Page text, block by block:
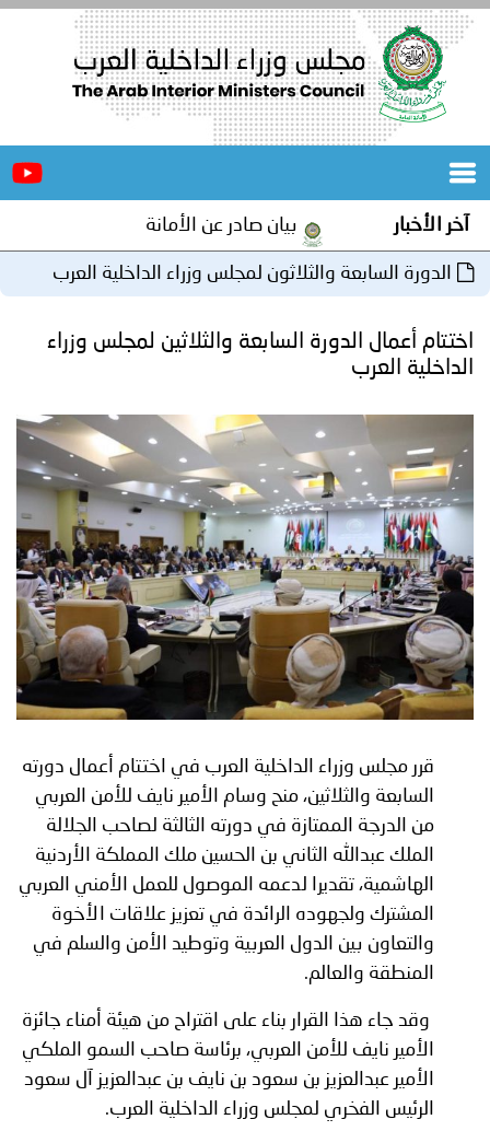
الرئيسية
المجلس
مؤتمرات
اجتماعات
و
إنجازات
برامج
توعوية
الخدمات
الإلكترونية
صور
وفيديو
مجلة
أصداء
الأمانة
إعلانات
من
بنا
آخر الأخبار بيان صادر عن الأمانة العامة لمجلس وزراء
الدورة السابعة والثلاثون لمجلس وزراء الداخلية العرب
اختتام أعمال الدورة السابعة والثلاثين لمجلس وزراء
الداخلية العرب
قرر مجلس وزراء الداخلية العرب في اختتام أعمال دورته
السابعة والثلاثين، منح وسام الأمير نايف للأمن العربي
من الدرجة الممتازة في دورته الثالثة لصاحب الجلالة
الملك عبدالله الثاني بن الحسين ملك المملكة الأردنية
الهاشمية، تقديرا لدعمه الموصول للعمل الأمني العربي
المشترك ولجهوده الرائدة في تعزيز علاقات الأخوة
والتعاون بين الدول العربية وتوطيد الأمن والسلم في
المنطقة والعالم.
وقد جاء هذا القرار بناء على اقتراح من هيئة أمناء جائزة
الأمير نايف للأمن العربي، برئاسة صاحب السمو الملكي
الأمير عبدالعزيز بن سعود بن نايف بن عبدالعزيز آل سعود
الرئيس الفخري لمجلس وزراء الداخلية العرب.